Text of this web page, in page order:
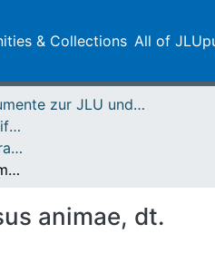
& Collections All of
Dokumente zur JLU und ihren Sammlungen
Kataloge der Handschriften der Universitätsbibliothek
Katalog der deutschsprachigen mittelalterlichen Handschriften – Seelbach
Hs 880 : Paradisus animae, dt. (M. 14. Jh.)
animae, dt.